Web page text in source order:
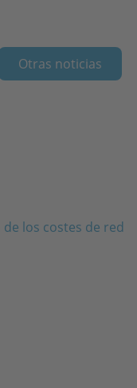
Otras noticias